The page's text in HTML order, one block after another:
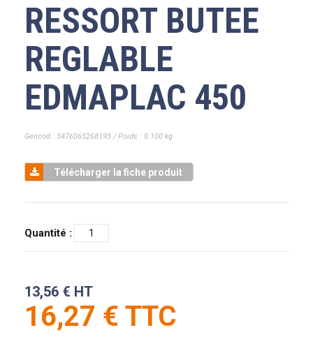
RESSORT BUTEE
REGLABLE
EDMAPLAC 450
Gencod : 3476065268193 / Poids : 0.100 kg
Télécharger la fiche produit
Quantité :
13,56 € HT
16,27 € TTC